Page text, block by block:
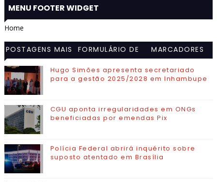
MENU FOOTER WIDGET
Home
POSTAGENS MAIS
VISITADAS
FORMULÁRIO DE
MARCADORES
Hugo Simões apresenta secretariado
para a gestão 2025/2028 em Inhambupe
CGU aponta irregularidades em ONGs
beneficiadas por emendas Pix
Polícia Federal abrirá inquérito sobre
suposto atentado em Brasília